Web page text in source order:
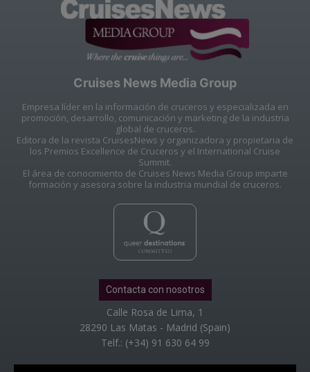
Cruises News Media Group
Empresa líder en la información de cruceros y especializada en
promoción, desarrollo, comunicación y marketing de la industria
global de cruceros.
Editora de la revista CruisesNews y organizadora y propietaria de
los Premios Excellence de Cruceros y el International Cruise
Summit.
El área de conocimiento de Cruises News Media Group imparte
formación y asesora sobre la industria mundial de cruceros.
Contacta con nosotros
Calle Rosa de Lima, 1
28290 Las Matas - Madrid (Spain)
Telf.: (+34) 91 630 64 99